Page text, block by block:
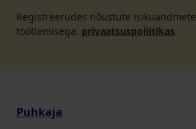
Registreerudes nõustute isikuandmete
töötlemisega. privaatsuspoliitikas.
Puhkaja